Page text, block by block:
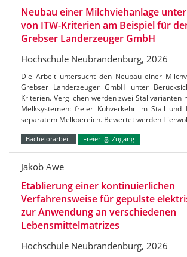
Neubau einer Milchviehanlage
von ITW-Kriterien am Beispiel für
Grebser Landerzeuger GmbH
Hochschule Neubrandenburg, 2026
Die Arbeit untersucht den Neubau einer
Grebser Landerzeuger GmbH unter
Kriterien. Verglichen werden zwei Stallvarianten
Melksystemen: freier Kuhverkehr im Stall und
separatem Melkbereich. Bewertet werden
Bachelorarbeit Freier Zugang
Jakob Awe
Etablierung einer kontinuierlichen
Verfahrensweise für gepulste
zur Anwendung an verschiedenen
Lebensmittelmatrizes
Hochschule Neubrandenburg, 2026